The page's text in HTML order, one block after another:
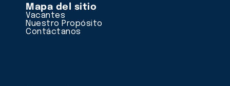
Mapa del sitio
Vacantes
Nuestro Propósito
Contáctanos